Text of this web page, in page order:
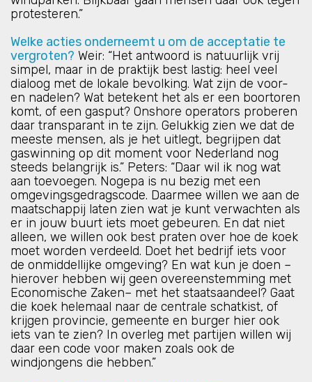
protesteren.”
Welke acties onderneemt u om de acceptatie te
vergroten? Weir: “Het antwoord is natuurlijk vrij
simpel, maar in de praktijk best lastig: heel veel
dialoog met de lokale bevolking. Wat zijn de voor-
en nadelen? Wat betekent het als er een boortoren
komt, of een gasput? Onshore operators proberen
daar transparant in te zijn. Gelukkig zien we dat de
meeste mensen, als je het uitlegt, begrijpen dat
gaswinning op dit moment voor Nederland nog
steeds belangrijk is.” Peters: “Daar wil ik nog wat
aan toevoegen. Nogepa is nu bezig met een
omgevingsgedragscode. Daarmee willen we aan de
maatschappij laten zien wat je kunt verwachten als
er in jouw buurt iets moet gebeuren. En dat niet
alleen, we willen ook best praten over hoe de koek
moet worden verdeeld. Doet het bedrijf iets voor
de onmiddellijke omgeving? En wat kun je doen –
hierover hebben wij geen overeenstemming met
Economische Zaken– met het staatsaandeel? Gaat
die koek helemaal naar de centrale schatkist, of
krijgen provincie, gemeente en burger hier ook
iets van te zien? In overleg met partijen willen wij
daar een code voor maken zoals ook de
windjongens die hebben.”